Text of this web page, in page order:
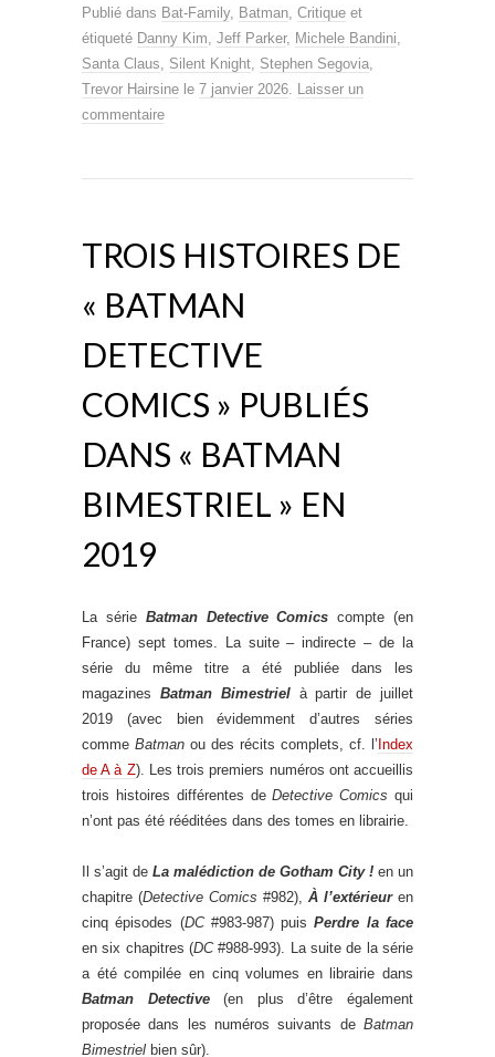
Publié dans Bat-Family, Batman, Critique et
étiqueté Danny Kim, Jeff Parker, Michele Bandini,
Santa Claus, Silent Knight, Stephen Segovia,
Trevor Hairsine le 7 janvier 2026. Laisser un
commentaire
TROIS HISTOIRES DE
« BATMAN
DETECTIVE
COMICS » PUBLIÉS
DANS « BATMAN
BIMESTRIEL » EN
2019
La série Batman Detective Comics compte (en
France) sept tomes. La suite – indirecte – de la
série du même titre a été publiée dans les
magazines Batman Bimestrielà partir de juillet
2019 (avec bien évidemment d’autres séries
comme Batman ou des récits complets, cf. l’ Index
de A à Z). Les trois premiers numéros ont accueillis
trois histoires différentes deDetective Comics qui
n’ont pas été rééditées dans des tomes en librairie.
Il s’agit de La malédiction de Gotham City ! en un
chapitre (Detective Comics #982), À l’extérieuren
cinq épisodes (DC#983-987) puisPerdre la face
en six chapitres (DC#988-993). La suite de la série
a été compilée en cinq volumes en librairie dans
Batman Detective
(en plus d’être également
proposée dans les numéros suivants de Batman
Bimestriel bien sûr).